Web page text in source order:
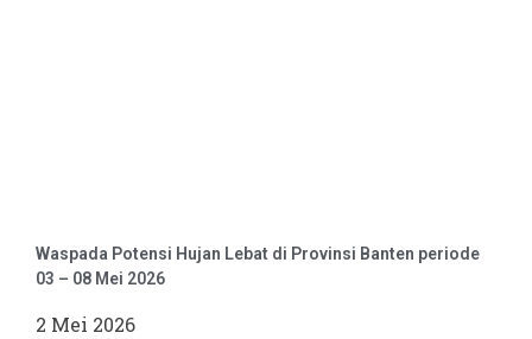
Waspada Potensi Hujan Lebat di Provinsi Banten periode
03 – 08 Mei 2026
2 Mei 2026